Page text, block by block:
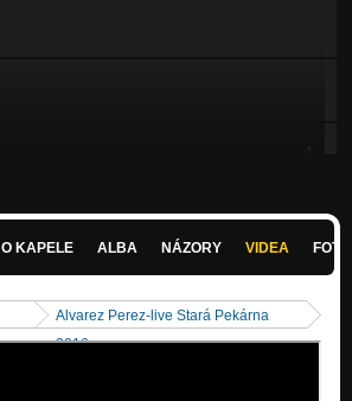
O KAPELE ALBA NÁZORY VIDEA
Alvarez Perez-live Stará Pekárna
2016